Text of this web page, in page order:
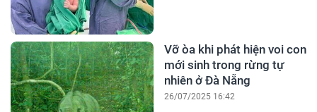
Vỡ òa khi phát hiện voi con
mới sinh trong rừng tự
nhiên ở Đà Nẵng
26/07/2025 16:42